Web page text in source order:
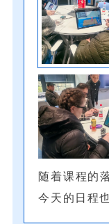
随着课程的
今天的日程